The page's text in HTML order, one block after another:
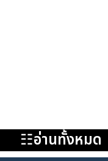
☷อ่านทั้งหมด